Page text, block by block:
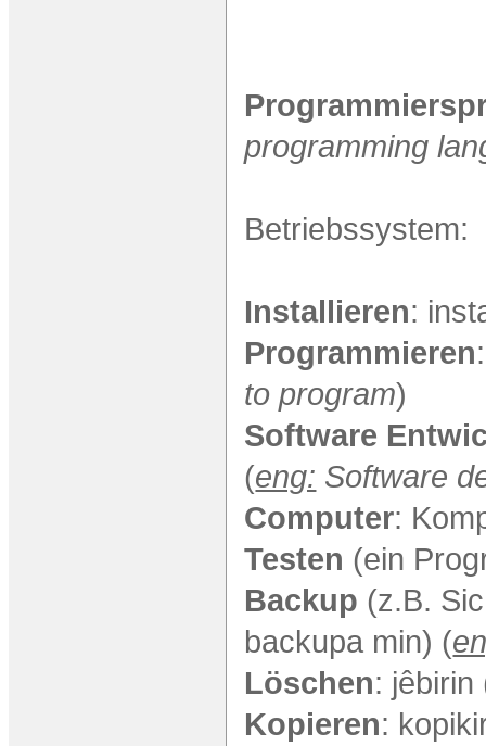
programming
Betriebssystem:
Installieren:
Programmieren
to program)
Software
(eng: Software
Computer:
Testen (ein
Backup (z.B.
backupa min) (
Löschen: jêbirin
Kopieren: